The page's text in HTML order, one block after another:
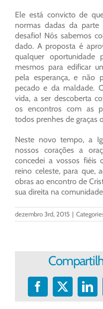
Ele está convicto de
normas dadas da parte
desafio! Nós sabemos
dado. A proposta é
qualquer
mesmos para edificar
pela esperança, e não
pecado e da maldade.
vida, a ser descoberta
os encontros com as
todos prenhes de graças
Neste novo tempo, a
nossos corações a
concedei a vossos fiéis
reino celeste, para que,
obras ao encontro de
sua direita na
dezembro 3rd, 2015 |
Facebook
X